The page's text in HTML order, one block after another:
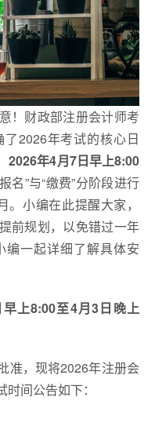
！财政部注册会计师考
2026年考试的核心日
2026年4月7日早上8:00
名”与“缴费”分阶段进行
小编在此提醒大家，
前规划，以免错过一年
一起详细了解具体安
上8:00至4月3日晚上
准，现将2026年注册会
间公告如下：